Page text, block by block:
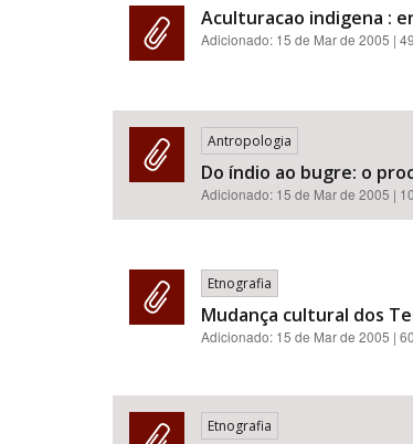
Aculturacao indigena :
Adicionado: 15 de Mar de 2005 |
Antropologia
Do índio ao bugre: o
Adicionado: 15 de Mar de 2005 |
Etnografia
Mudança cultural dos
Adicionado: 15 de Mar de 2005 |
Etnografia